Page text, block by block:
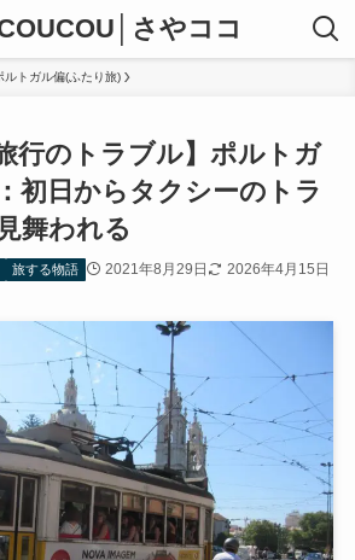
さやココ
ルトガル偏(ふたり旅)
行のトラブル】ポルトガ
初日からタクシーのトラ
舞われる
旅する物語 2021年8月29日 2026年4月15日